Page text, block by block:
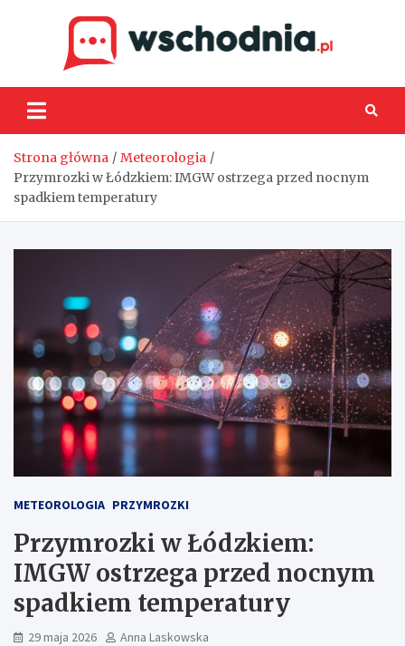
Strona główna
Meteorologia
Przymrozki w Łódzkiem: IMGW ostrzega przed nocnym
spadkiem temperatury
METEOROLOGIA PRZYMROZKI
Przymrozki w Łódzkiem:
IMGW ostrzega przed nocnym
spadkiem temperatury
29 maja 2026 Anna Laskowska